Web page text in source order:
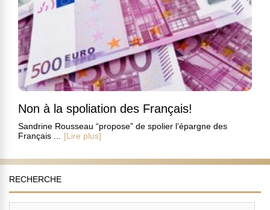
Non à la spoliation des Français!
Sandrine Rousseau “propose” de spolier l’épargne des
Français ...
[Lire plus]
RECHERCHE